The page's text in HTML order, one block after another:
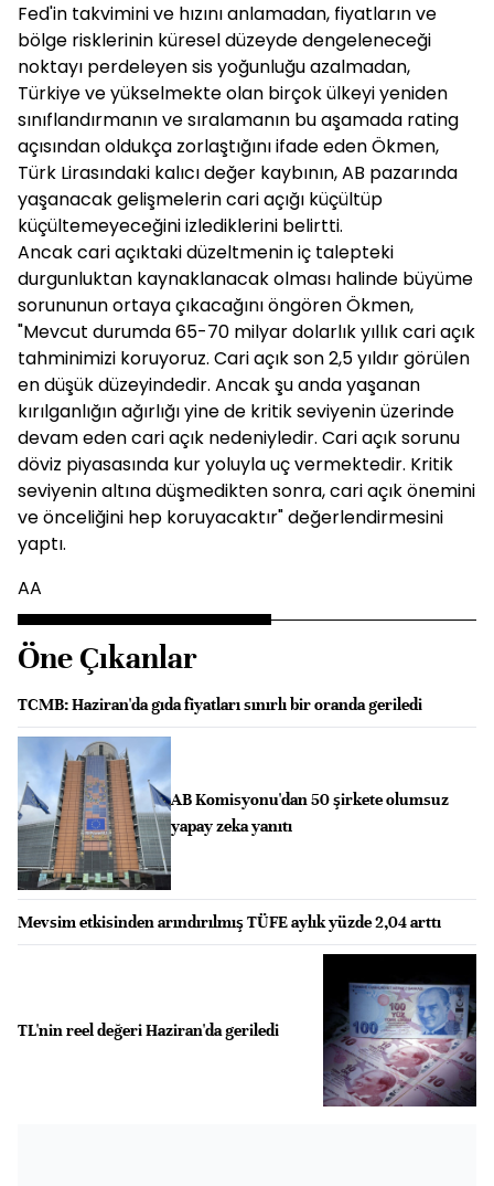
Fed'in takvimini ve hızını anlamadan, fiyatların ve
bölge risklerinin küresel düzeyde dengeleneceği
noktayı perdeleyen sis yoğunluğu azalmadan,
Türkiye ve yükselmekte olan birçok ülkeyi yeniden
sınıflandırmanın ve sıralamanın bu aşamada rating
açısından oldukça zorlaştığını ifade eden Ökmen,
Türk Lirasındaki kalıcı değer kaybının, AB pazarında
yaşanacak gelişmelerin cari açığı küçültüp
küçültemeyeceğini izlediklerini belirtti.
Ancak cari açıktaki düzeltmenin iç talepteki
durgunluktan kaynaklanacak olması halinde büyüme
sorununun ortaya çıkacağını öngören Ökmen,
"Mevcut durumda 65-70 milyar dolarlık yıllık cari açık
tahminimizi koruyoruz. Cari açık son 2,5 yıldır görülen
en düşük düzeyindedir. Ancak şu anda yaşanan
kırılganlığın ağırlığı yine de kritik seviyenin üzerinde
devam eden cari açık nedeniyledir. Cari açık sorunu
döviz piyasasında kur yoluyla uç vermektedir. Kritik
seviyenin altına düşmedikten sonra, cari açık önemini
ve önceliğini hep koruyacaktır" değerlendirmesini
yaptı.
AA
Öne Çıkanlar
TCMB: Haziran'da gıda fiyatları sınırlı bir oranda geriledi
AB Komisyonu'dan 50 şirkete olumsuz
yapay zeka yanıtı
Mevsim etkisinden arındırılmış TÜFE aylık yüzde 2,04 arttı
TL'nin reel değeri Haziran'da geriledi